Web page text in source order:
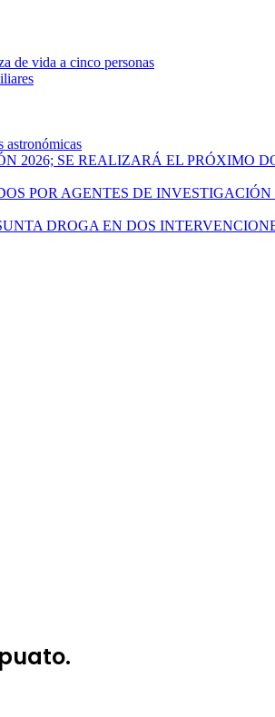
de vida a cinco personas
astronómicas
2026; SE REALIZARÁ EL PRÓXIMO
POR AGENTES DE
DROGA EN DOS